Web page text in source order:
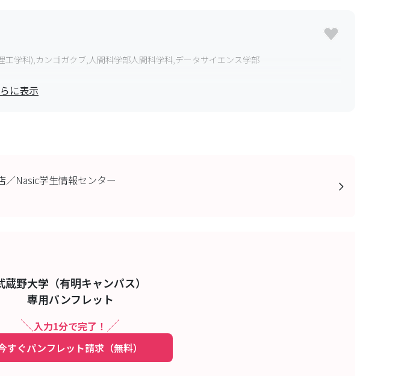
学科),カンゴガクブ,人間科学部人間科学科,データサイエンス学部
歩6分
に表示
／Nasic学生情報センター
蔵野大学（有明キャンパス）
専用パンフレット
入力1分で完了！
すぐパンフレット請求（無料）